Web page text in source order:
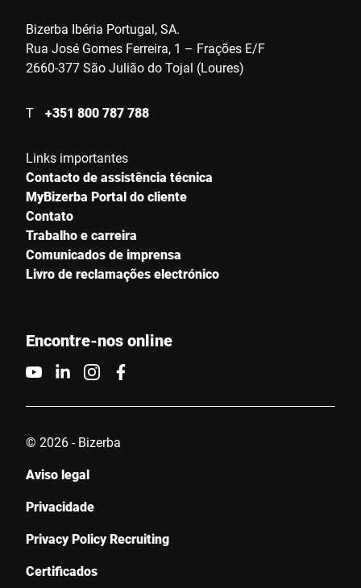
País *
E-mail *
Telefone
Número De Série
Contacte-nos *
Bizerba Ibéria Portugal, SA.
Rua José Gomes Ferreira, 1 – Frações E/F
2660-377 São Julião do Tojal (Loures)
T +351 800 787 788
Links importantes
Contacto de assistência técnica
MyBizerba Portal do cliente
Contato
Trabalho e carreira
Comunicados de imprensa
Livro de reclamações electrónico
Encontre-nos online
© 2026 - Bizerba
Aviso legal
Privacidade
Privacy Policy Recruiting
Certificados